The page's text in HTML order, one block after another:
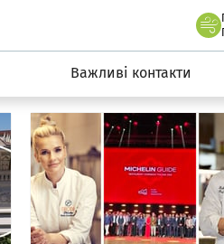
wroclaw.pl
Важливі контакти